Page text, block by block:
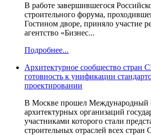
В работе завершившегося
строительного форума,
Гостином дворе, приняло участие
агентство «Бизнес...
Подробнее...
Архитектурное сообщество стран
готовность к унификации
проектировании
В Москве прошел Международный
архитектурных организаций
участниками которого стали
строительных отраслей всех стран